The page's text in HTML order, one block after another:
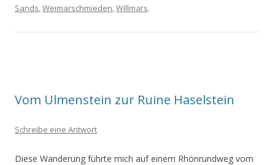
Sands,Weimarschmieden,Willmars.
Vom Ulmenstein zur Ruine Haselstein
Schreibe eine Antwort
Diese Wanderung führte mich auf einem Rhönrundweg vom